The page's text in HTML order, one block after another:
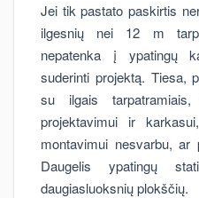
Jei tik pastato paskirtis
ilgesnių nei 12 m
nepatenka į ypatingų
suderinti projektą. Tiesa,
su ilgais
projektavimui ir
montavimui nesvarbu,
Daugelis ypatingų
daugiasluoksnių plokščių.